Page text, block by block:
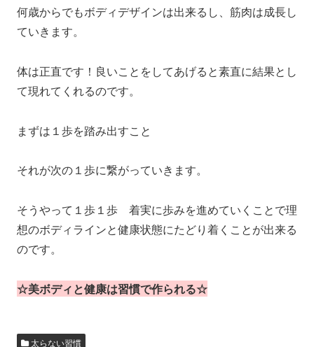
何歳からでもボディデザインは出来るし、筋肉は成長し
ていきます。
体は正直です！良いことをしてあげると素直に結果とし
て現れてくれるのです。
まずは１歩を踏み出すこと
それが次の１歩に繋がっていきます。
そうやって１歩１歩 着実に歩みを進めていくことで理
想のボディラインと健康状態にたどり着くことが出来る
のです。
☆美ボディと健康は習慣で作られる☆
太らない習慣